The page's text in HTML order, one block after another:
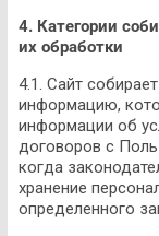
4. Категории
их обработки
4.1. Сайт
информацию,
информации об
договоров с
когда
хранение
определенного